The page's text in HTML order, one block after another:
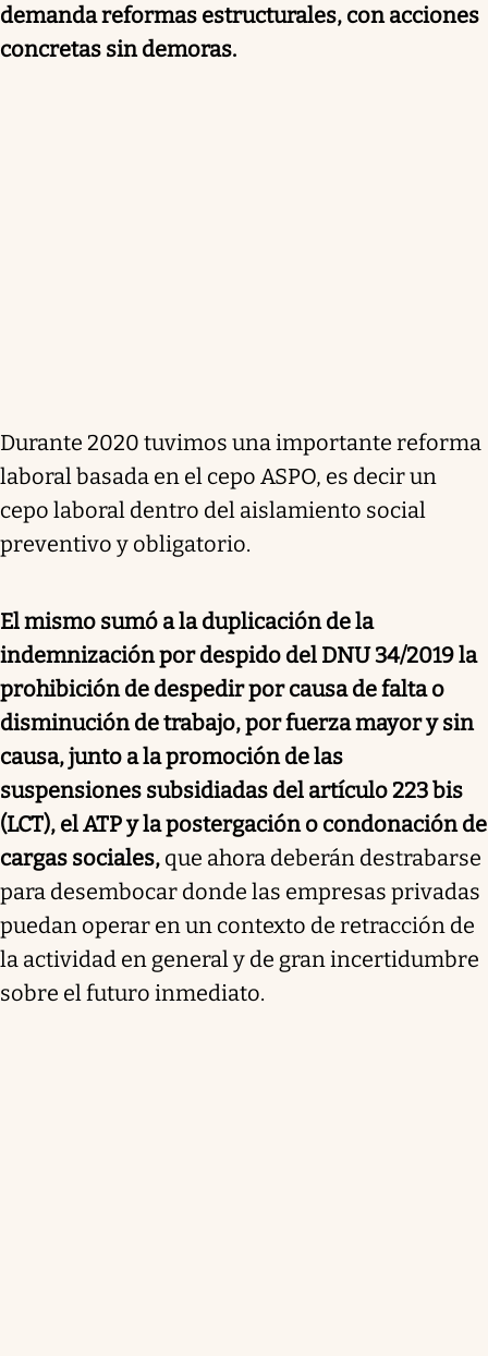
demanda reformas estructurales, con acciones
concretas sin demoras.
Durante 2020 tuvimos una importante reforma
laboral basada en el cepo ASPO, es decir un
cepo laboral dentro del aislamiento social
preventivo y obligatorio.
El mismo sumó a la duplicación de la
indemnización por despido del DNU 34/2019 la
prohibición de despedir por causa de falta o
disminución de trabajo, por fuerza mayor y sin
causa, junto a la promoción de las
suspensiones subsidiadas del artículo 223 bis
(LCT), el ATP y la postergación o condonación de
cargas sociales, que ahora deberán destrabarse
para desembocar donde las empresas privadas
puedan operar en un contexto de retracción de
la actividad en general y de gran incertidumbre
sobre el futuro inmediato.